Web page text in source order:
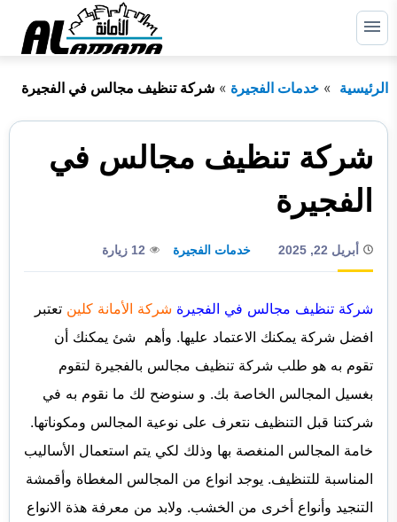
التجاوز
إلى القائمة
عن:
ابحث
الرئيسية
الشارقة
راس الخيمة
أم القيوين
أبوظبي
الرئيسية خدمات الفجيرة شركة تنظيف مجالس في الفجيرة
شركة تنظيف مجالس في
الفجيرة
أبريل 22, 2025 خدمات الفجيرة 12 زيارة
شركة تنظيف مجالس في الفجيرة شركة الأمانة كلين تعتبر
افضل شركة يمكنك الاعتماد عليها. وأهم شئ يمكنك أن
تقوم به هو طلب شركة تنظيف مجالس بالفجيرة لتقوم
بغسيل المجالس الخاصة بك. و سنوضح لك ما نقوم به في
شركتنا قبل التنظيف نتعرف على نوعية المجالس ومكوناتها.
خامة المجالس المنغصة بها وذلك لكي يتم استعمال الأساليب
المناسبة للتنظيف. يوجد انواع من المجالس المغطاة وأقمشة
التنجيد وأنواع أخرى من الخشب. ولابد من معرفة هذة الانواع